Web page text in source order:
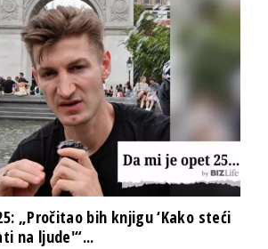
„Pročitao bih knjigu ‘Kako steći
na ljude'“...